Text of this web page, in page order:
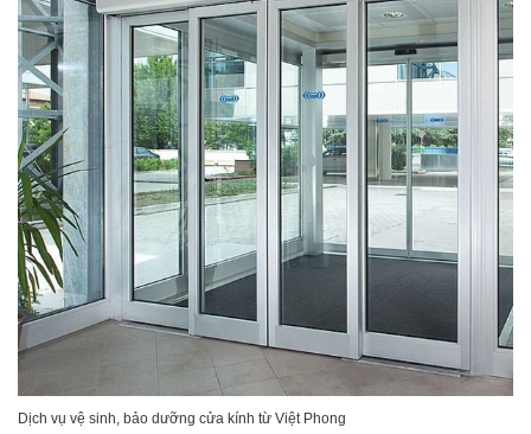
Dịch vụ vệ sinh, bảo dưỡng cửa kính từ Việt Phong